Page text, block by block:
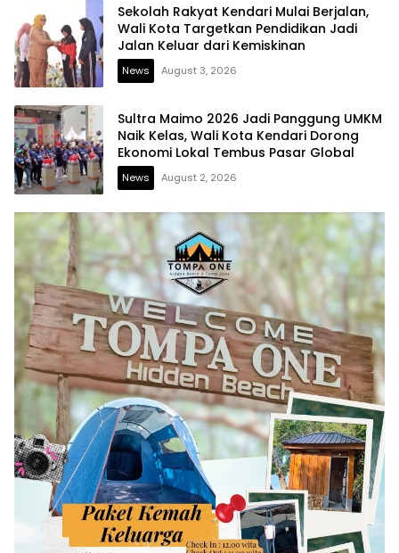
Sekolah Rakyat Kendari Mulai Berjalan,
Wali Kota Targetkan Pendidikan Jadi
Jalan Keluar dari Kemiskinan
News August 3, 2026
Sultra Maimo 2026 Jadi Panggung UMKM
Naik Kelas, Wali Kota Kendari Dorong
Ekonomi Lokal Tembus Pasar Global
News August 2, 2026